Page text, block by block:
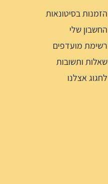
הזמנות בסיטונאות
החשבון שלי
רשימת מועדפים
שאלות ותשובות
לחגוג אצלנו